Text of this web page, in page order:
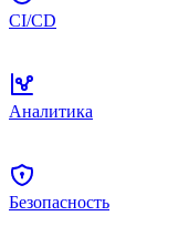
CI/CD
Аналитика
Безопасность